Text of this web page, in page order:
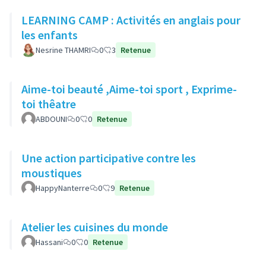
LEARNING CAMP : Activités en anglais pour
les enfants
Nesrine THAMRI 0 3 Retenue
Aime-toi beauté ,Aime-toi sport , Exprime-
toi thêatre
ABDOUNI 0 0 Retenue
Une action participative contre les
moustiques
HappyNanterre 0 9 Retenue
Atelier les cuisines du monde
Hassani 0 0 Retenue